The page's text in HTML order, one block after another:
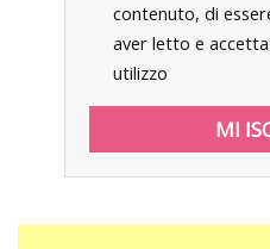
contenuto, di
aver letto e
utilizzo